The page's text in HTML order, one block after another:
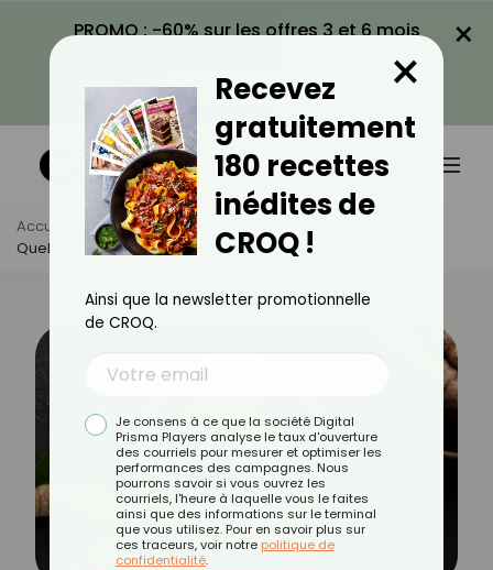
PROMO : -60% sur les offres 3 et 6 mois
VOIR LA PROMO
×
Accueil Actus
Alimentation
Quelle Épice Peut Remplacer Le Curcuma ?
Recevez
gratuitement
180 recettes
inédites de
CROQ !
×
Ainsi que la newsletter promotionnelle
de CROQ.
Je consens à ce que la société Digital
Prisma Players analyse le taux d'ouverture
des courriels pour mesurer et optimiser les
performances des campagnes. Nous
pourrons savoir si vous ouvrez les
courriels, l'heure à laquelle vous le faites
ainsi que des informations sur le terminal
que vous utilisez. Pour en savoir plus sur
ces traceurs, voir notre politique de
confidentialité.